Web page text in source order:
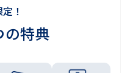
！
の特典